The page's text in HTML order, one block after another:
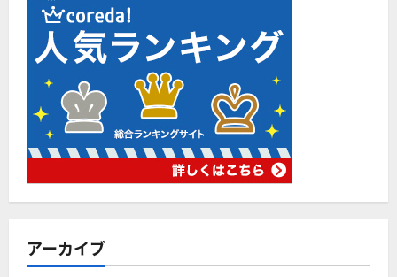
アーカイブ